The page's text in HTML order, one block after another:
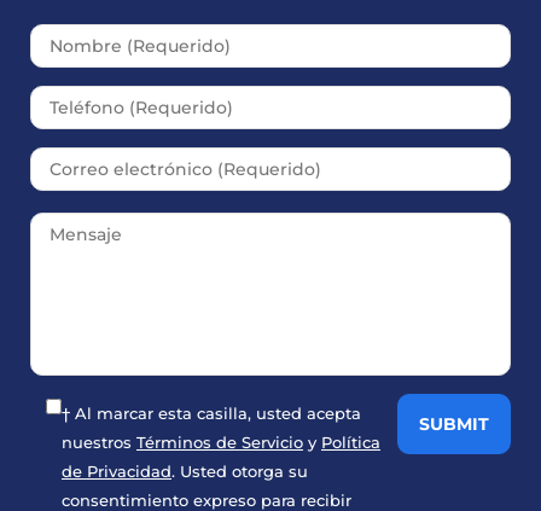
Please leave this field
† Al marcar esta casilla, usted acepta
nuestros Términos de Servicio y Política
de Privacidad. Usted otorga su
consentimiento expreso para recibir